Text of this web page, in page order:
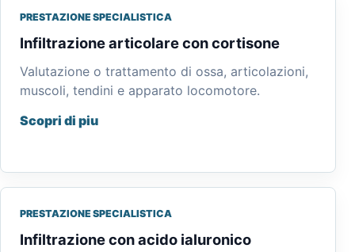
PRESTAZIONE SPECIALISTICA
Infiltrazione articolare con cortisone
Valutazione o trattamento di ossa, articolazioni,
muscoli, tendini e apparato locomotore.
Scopri di piu
PRESTAZIONE SPECIALISTICA
Infiltrazione con acido ialuronico